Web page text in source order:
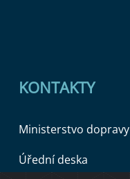
KONTAKTY
Ministerstvo dopravy
Úřední deska